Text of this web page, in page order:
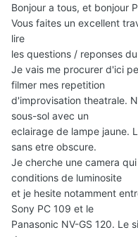
Bonjour a tous, et bonjour
Vous faites un excellent
lire
les questions / reponses
Je vais me procurer d'ici
filmer mes repetition
d'improvisation theatrale.
sous-sol avec un
eclairage de lampe jaune.
sans etre obscure.
Je cherche une camera
conditions de luminosite
et je hesite notamment
Sony PC 109 et le
Panasonic NV-GS 120. Le